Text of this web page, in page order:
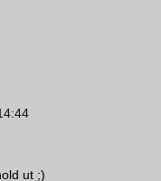
ut ;)